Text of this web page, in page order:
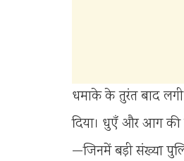
धमाके के तुरंत बाद
दिया। धुएँ और आग की
—जिनमें बड़ी संख्या